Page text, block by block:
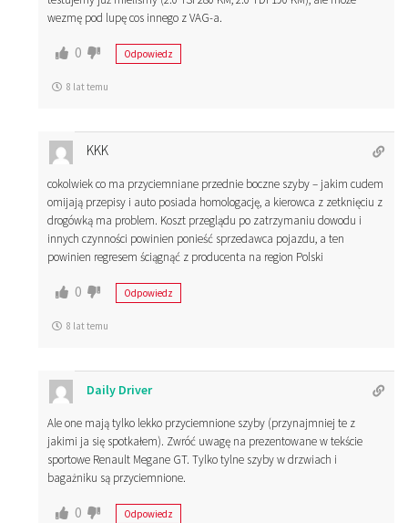
wezmę pod lupę cos innego z VAG-a.
0 Odpowiedz
8 lat temu
KKK
cokolwiek co ma przyciemniane przednie boczne szyby – jakim cudem
omijają przepisy i auto posiada homologację, a kierowca z zetknięciu z
drogówką ma problem. Koszt przeglądu po zatrzymaniu dowodu i
innych czynności powinien ponieść sprzedawca pojazdu, a ten
powinien regresem ściągnąć z producenta na region Polski
0 Odpowiedz
8 lat temu
Daily Driver
Ale one mają tylko lekko przyciemnione szyby (przynajmniej te z
jakimi ja się spotkałem). Zwróć uwagę na prezentowane w tekście
sportowe Renault Megane GT. Tylko tylne szyby w drzwiach i
bagażniku są przyciemnione.
0 Odpowiedz